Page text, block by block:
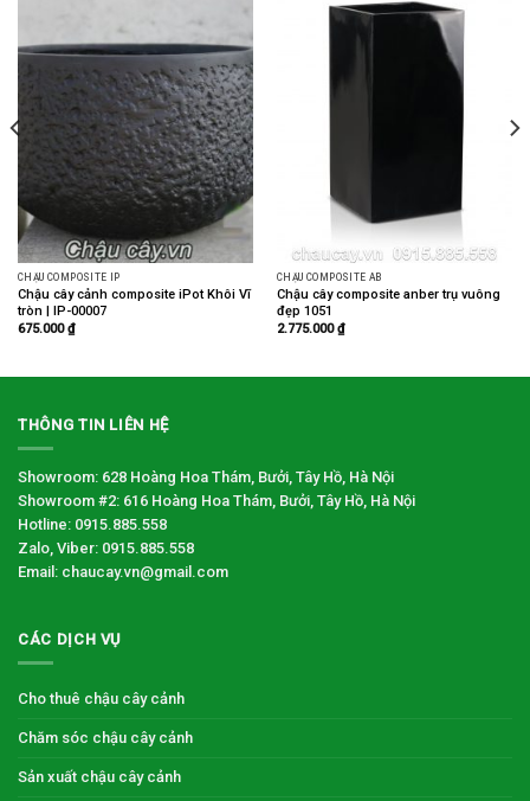
CHẬU COMPOSITE IP
Chậu cây cảnh composite iPot Khôi Vĩ
tròn | IP-00007
675.000₫
CHẬU COMPOSITE AB
Chậu cây composite anber trụ vuông
đẹp 1051
2.775.000₫
THÔNG TIN LIÊN HỆ
Showroom: 628 Hoàng Hoa Thám, Bưởi, Tây Hồ, Hà Nội
Showroom #2: 616 Hoàng Hoa Thám, Bưởi, Tây Hồ, Hà Nội
Hotline: 0915.885.558
Zalo, Viber: 0915.885.558
Email: chaucay.vn@gmail.com
CÁC DỊCH VỤ
Cho thuê chậu cây cảnh
Chăm sóc chậu cây cảnh
Sản xuất chậu cây cảnh